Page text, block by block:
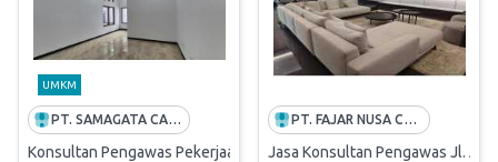
UMKM
PT. SAMAGATA CASANOVA ARSITEK
Konsultan Pengawas Pekerjaan Renovasi Griya Mandiri Cilandak Jl.
PT. FAJAR NUSA CONSULTANTS
Jasa Konsultan Pengawas Jl.